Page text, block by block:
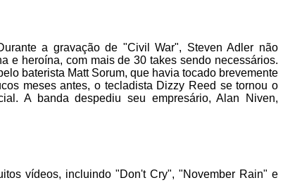
a gravação de "Civil War", Steven Adler não
e heroína, com mais de 30 takes sendo necessários.
baterista Matt Sorum, que havia tocado brevemente
meses antes, o tecladista Dizzy Reed se tornou o
A banda despediu seu empresário, Alan Niven,
vídeos, incluindo "Don't Cry", "November Rain" e